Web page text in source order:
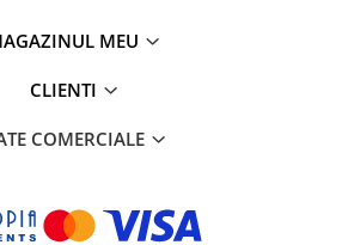
MEU
CLIENTI
COMERCIALE